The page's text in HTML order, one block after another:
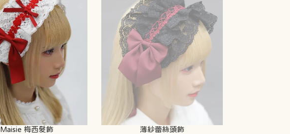
Maisie 梅西髮飾 薄紗蕾絲頭飾